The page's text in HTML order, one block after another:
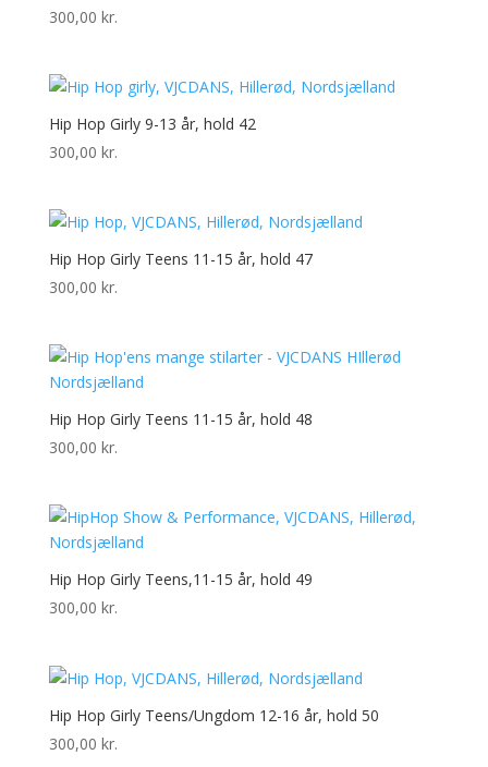
300,00 kr.
Hip Hop Girly 9-13 år, hold 42
300,00 kr.
Hip Hop Girly Teens 11-15 år, hold 47
300,00 kr.
Hip Hop Girly Teens 11-15 år, hold 48
300,00 kr.
Hip Hop Girly Teens,11-15 år, hold 49
300,00 kr.
Hip Hop Girly Teens/Ungdom 12-16 år, hold 50
300,00 kr.